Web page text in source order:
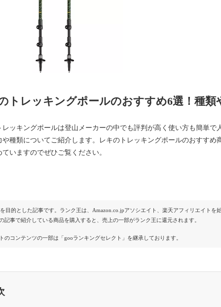
トレッキングポールのおすすめ6選！種類
レッキングポールは登山メーカーの中でも評判が高く使い方も簡単
や種類についてご紹介します。レキのトレッキングポールのおすす
ていますのでぜひご覧ください。
目的とした記事です。ランク王は、Amazon.co.jpアソシエイト、楽天アフィリエイト
記事で紹介している商品を購入すると、売上の一部がランク王に還元されます。
のコンテンツの一部は「gooランキングセレクト」を継承しております。